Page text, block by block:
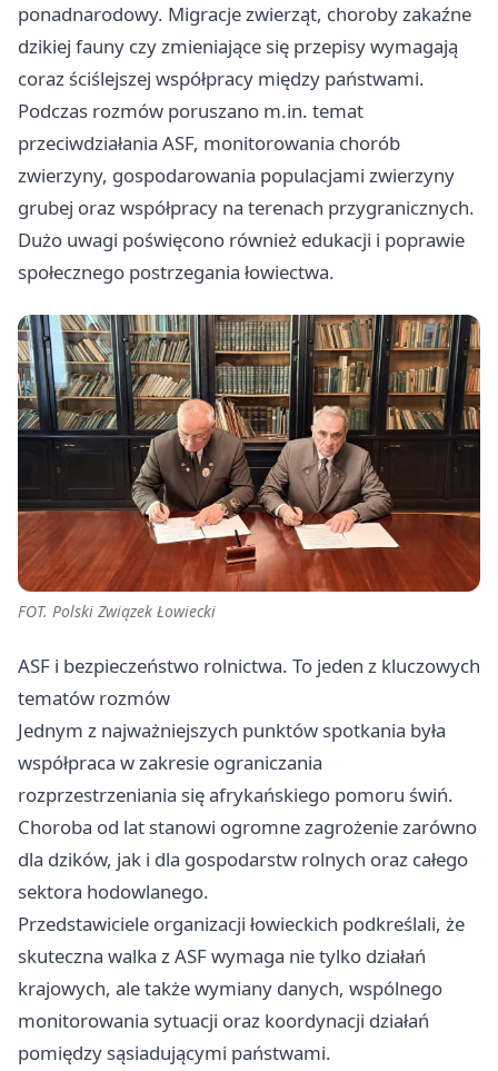
ponadnarodowy. Migracje zwierząt, choroby zakaźne
dzikiej fauny czy zmieniające się przepisy wymagają
coraz ściślejszej współpracy między państwami.
Podczas rozmów poruszano m.in. temat
przeciwdziałania ASF, monitorowania chorób
zwierzyny, gospodarowania populacjami zwierzyny
grubej oraz współpracy na terenach przygranicznych.
Dużo uwagi poświęcono również edukacji i poprawie
społecznego postrzegania łowiectwa.
FOT. Polski Związek Łowiecki
ASF i bezpieczeństwo rolnictwa. To jeden z kluczowych
tematów rozmów
Jednym z najważniejszych punktów spotkania była
współpraca w zakresie ograniczania
rozprzestrzeniania się afrykańskiego pomoru świń.
Choroba od lat stanowi ogromne zagrożenie zarówno
dla dzików, jak i dla gospodarstw rolnych oraz całego
sektora hodowlanego.
Przedstawiciele organizacji łowieckich podkreślali, że
skuteczna walka z ASF wymaga nie tylko działań
krajowych, ale także wymiany danych, wspólnego
monitorowania sytuacji oraz koordynacji działań
pomiędzy sąsiadującymi państwami.